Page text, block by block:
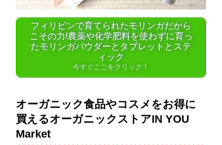
フィリピンで育てられたモリンガだから
こその力!農薬や化学肥料を使わずに育っ
たモリンガパウダーとタブレットとステ
ィック
今すぐここをクリック！
オーガニック食品やコスメをお得に
買えるオーガニックストアIN YOU
Market